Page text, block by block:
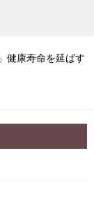
健康寿命を延ばす